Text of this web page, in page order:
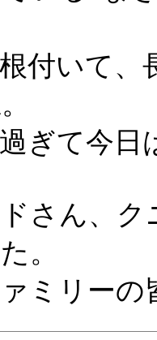
付いて、
ぎて今日
さん、
。
ミリーの